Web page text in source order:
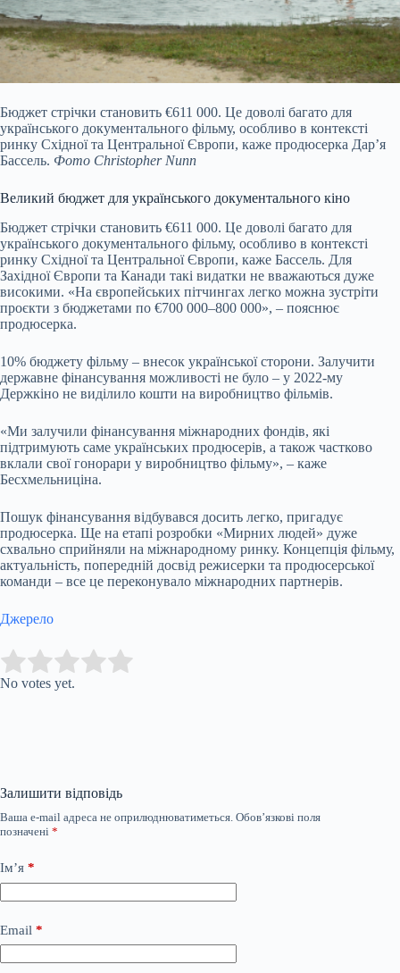
Бюджет стрічки становить €611 000. Це доволі багато для
українського документального фільму, особливо в контексті
ринку Східної та Центральної Європи, каже продюсерка Дар’я
Бассель. Фото Christopher Nunn
Великий бюджет для українського документального кіно
Бюджет стрічки становить €611 000. Це доволі багато для
українського документального фільму, особливо в контексті
ринку Східної та Центральної Європи, каже Бассель. Для
Західної Європи та Канади такі видатки не вважаються дуже
високими. «На європейських пітчингах легко можна зустріти
проєкти з бюджетами по €700 000–800 000», – пояснює
продюсерка.
10% бюджету фільму – внесок української сторони. Залучити
державне фінансування можливості не було – у 2022-му
Держкіно не виділило кошти на виробництво фільмів.
«Ми залучили фінансування міжнародних фондів, які
підтримують саме українських продюсерів, а також частково
вклали свої гонорари у виробництво фільму», – каже
Бесхмельниціна.
Пошук фінансування відбувався досить легко, пригадує
продюсерка. Ще на етапі розробки «Мирних людей» дуже
схвально сприйняли на міжнародному ринку. Концепція фільму,
актуальність, попередній досвід режисерки та продюсерської
команди – все це переконувало міжнародних партнерів.
Джерело
Rate this item:
No votes yet.
Залишити відповідь
Ваша e-mail адреса не оприлюднюватиметься. Обов’язкові поля
позначені *
Ім’я *
Email *